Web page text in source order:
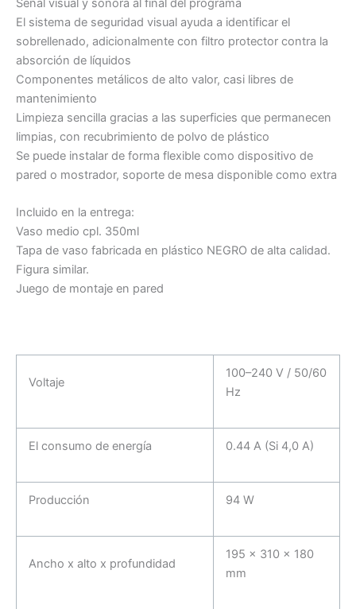
Señal visual y sonora al final del programa
El sistema de seguridad visual ayuda a identificar el
sobrellenado, adicionalmente con filtro protector contra la
absorción de líquidos
Componentes metálicos de alto valor, casi libres de
mantenimiento
Limpieza sencilla gracias a las superficies que permanecen
limpias, con recubrimiento de polvo de plástico
Se puede instalar de forma flexible como dispositivo de
pared o mostrador, soporte de mesa disponible como extra
Incluido en la entrega:
Vaso medio cpl. 350ml
Tapa de vaso fabricada en plástico NEGRO de alta calidad.
Figura similar.
Juego de montaje en pared
Voltaje
100–240 V / 50/60
Hz
El consumo de energía 0.44 A (Si 4,0 A)
Producción 94 W
Ancho x alto x profundidad
195 x 310 x 180
mm